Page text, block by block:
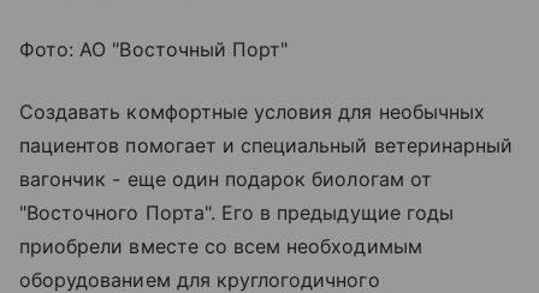
Фото: АО "Восточный Порт"
Создавать комфортные условия для необычных
пациентов помогает и специальный ветеринарный
вагончик - еще один подарок биологам от
"Восточного Порта". Его в предыдущие годы
приобрели вместе со всем необходимым
оборудованием для круглогодичного